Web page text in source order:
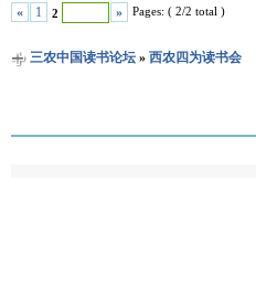
« 1 2 » Pages: ( 2/2 total )
三农中国读书论坛» 西农四为读书会